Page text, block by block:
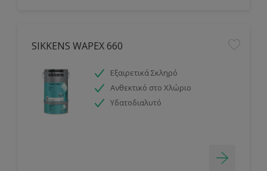
SIKKENS WAPEX 660
Εξαιρετικά Σκληρό
Ανθεκτικό στο Χλώριο
Υδατοδιαλυτό